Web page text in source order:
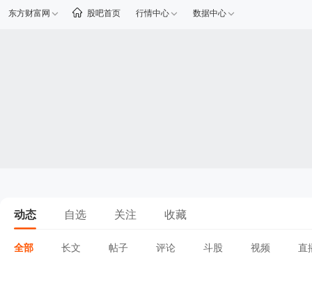
东方财富网 股吧首页 行情中心 数据中心
动态 自选 关注 收藏
全部 长文 帖子 评论 斗股 视频 直